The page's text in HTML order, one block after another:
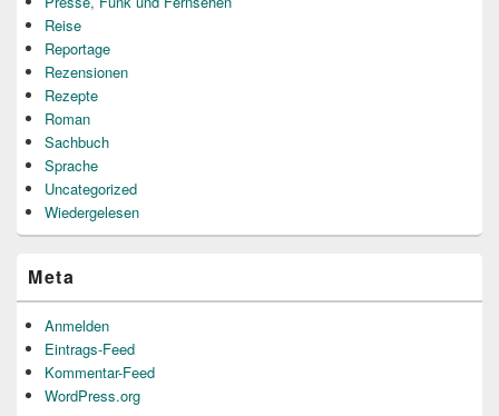
Reise
Reportage
Rezensionen
Rezepte
Roman
Sachbuch
Sprache
Uncategorized
Wiedergelesen
Meta
Anmelden
Eintrags-Feed
Kommentar-Feed
WordPress.org